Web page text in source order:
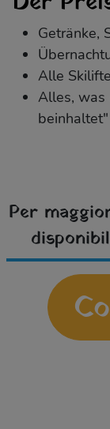
Getränke,
Alle
Alles, was
Per